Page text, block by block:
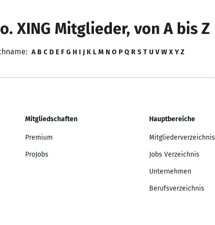
XING Mitglieder, von A bis Z
A B C D E F G H I J K L M N O P Q R S T U V W X Y Z
Mitgliedschaften
Premium
ProJobs
Hauptbereiche
Mitgliederverzeichnis
Jobs Verzeichnis
Unternehmen
Berufsverzeichnis